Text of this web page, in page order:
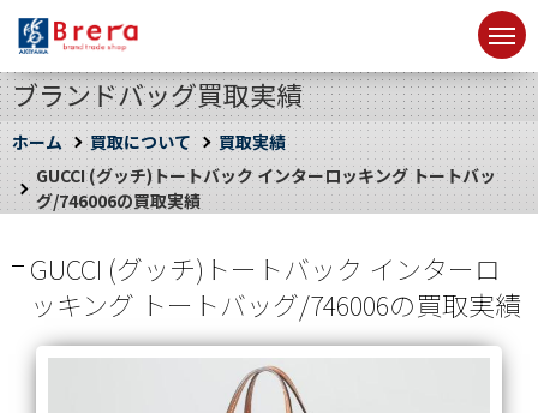
ブランドバッグ買取実績
ホーム 買取について
買取実績
GUCCI (グッチ)トートバック インターロッキング トートバッ
グ/746006の買取実績
GUCCI (グッチ)トートバック インターロ
ッキング トートバッグ/746006の買取実績